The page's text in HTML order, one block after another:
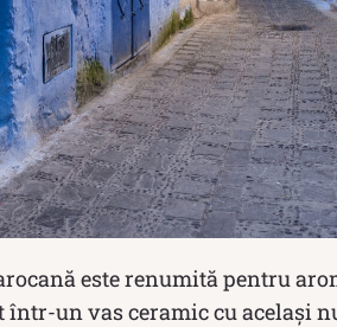
este renumită pentru
într-un vas ceramic cu același